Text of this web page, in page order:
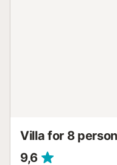
Villa for 8
9,6